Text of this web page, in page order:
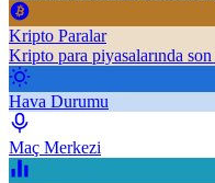
Kripto Paralar
Kripto para piyasalarında
Hava Durumu
Maç Merkezi